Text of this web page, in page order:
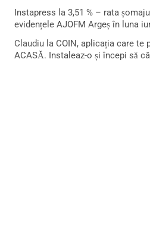
Instapress la 3,51 % – rata
evidențele AJOFM Argeș în luna
Claudiu la COIN, aplicația care te
ACASĂ. Instaleaz-o și începi să